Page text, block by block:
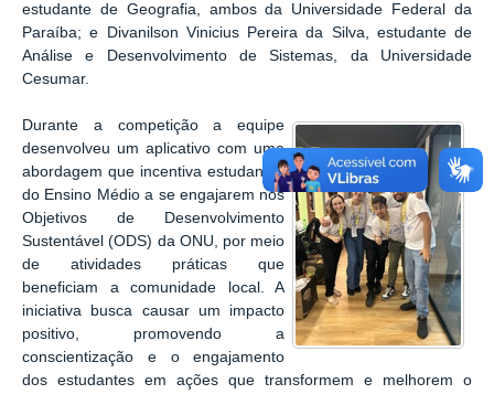
estudante de Geografia, ambos da Universidade Federal da
Paraíba; e Divanilson Vinicius Pereira da Silva, estudante de
Análise e Desenvolvimento de Sistemas, da Universidade
Cesumar.
Durante a competição a equipe
desenvolveu um aplicativo com uma
abordagem que incentiva estudantes
do Ensino Médio a se engajarem nos
Objetivos de Desenvolvimento
Sustentável (ODS) da ONU, por meio
de atividades práticas que
beneficiam a comunidade local. A
iniciativa busca causar um impacto
positivo, promovendo a
conscientização e o engajamento
dos estudantes em ações que transformem e melhorem o